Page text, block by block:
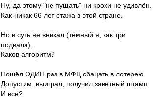
Ну, да этому "не пущать" ни крохи не удивлён.
Как-никак 66 лет стажа в этой стране.
Но в суть не вникал (тёмный я, как три
подвала).
Каков алгоритм?
Пошёл ОДИН раз в МФЦ сбацать в лотерею.
Допустим, выиграл, получил заветный штамп.
И всё?